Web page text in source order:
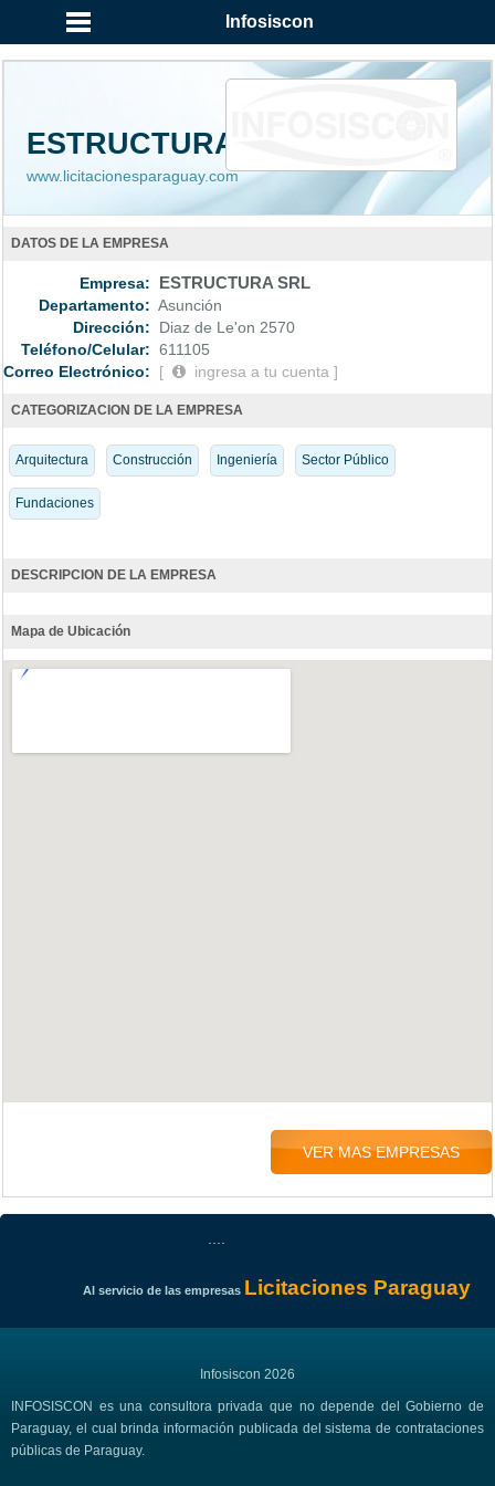
Infosiscon
ESTRUCTURA SRL
www.licitacionesparaguay.com
DATOS DE LA EMPRESA
Empresa: ESTRUCTURA SRL
Departamento: Asunción
Dirección: Diaz de Le'on 2570
Teléfono/Celular: 611105
Correo Electrónico:
[ ingresa a tu cuenta ]
CATEGORIZACION DE LA EMPRESA
Arquitectura Construcción Ingeniería Sector Público
Fundaciones
DESCRIPCION DE LA EMPRESA
Mapa de Ubicación
VER MAS EMPRESAS
Al servicio de las empresas Licitaciones Paraguay
Infosiscon 2026
INFOSISCON es una consultora privada que no depende del Gobierno de
Paraguay, el cual brinda información publicada del sistema de contrataciones
públicas de Paraguay.